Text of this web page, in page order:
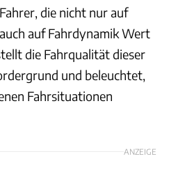
die nicht nur auf
auf Fahrdynamik Wert
die Fahrqualität dieser
und beleuchtet,
Fahrsituationen
ANZEIGE